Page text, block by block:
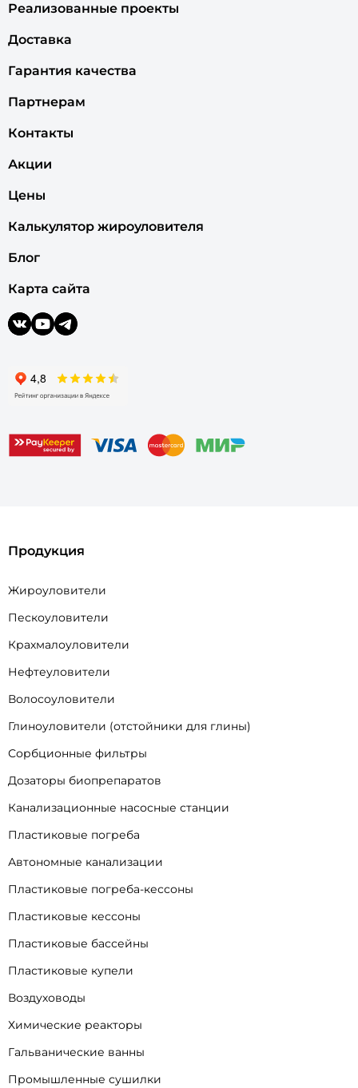
Реализованные проекты
Доставка
Гарантия качества
Партнерам
Контакты
Акции
Цены
Калькулятор жироуловителя
Блог
Карта сайта
Продукция
Жироуловители
Пескоуловители
Крахмалоуловители
Нефтеуловители
Волосоуловители
Глиноуловители (отстойники для глины)
Сорбционные фильтры
Дозаторы биопрепаратов
Канализационные насосные станции
Пластиковые погреба
Автономные канализации
Пластиковые погреба-кессоны
Пластиковые кессоны
Пластиковые бассейны
Пластиковые купели
Воздуховоды
Химические реакторы
Гальванические ванны
Промышленные сушилки